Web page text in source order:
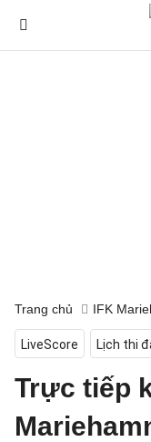
Trang chủ IFK
LiveScore Lịch thi
Trực tiếp